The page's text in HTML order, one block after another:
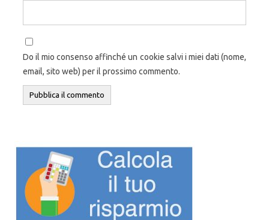
Do il mio consenso affinché un cookie salvi i miei dati (nome,
email, sito web) per il prossimo commento.